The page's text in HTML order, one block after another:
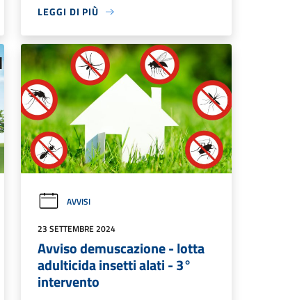
LEGGI DI PIÙ
AVVISI
23 SETTEMBRE 2024
Avviso demuscazione - lotta
adulticida insetti alati - 3°
intervento